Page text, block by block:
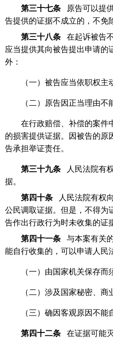
第三十七条
原告可以提
告提供的证据不成立的，不免
第三十八条
在起诉被告
应当提供其向被告提出申请的
外：
（一）被告应当依职权主
（二）原告因正当理由不
在行政赔偿、补偿的案件
的损害提供证据。因被告的原
告承担举证责任。
第三十九条
人民法院有
据。
第四十条
人民法院有权
公民调取证据。但是，不得为
告作出行政行为时未收集的证
第四十一条
与本案有关
能自行收集的，可以申请人民
（一）由国家机关保存而
（二）涉及国家秘密、商
（三）确因客观原因不能
第四十二条
在证据可能